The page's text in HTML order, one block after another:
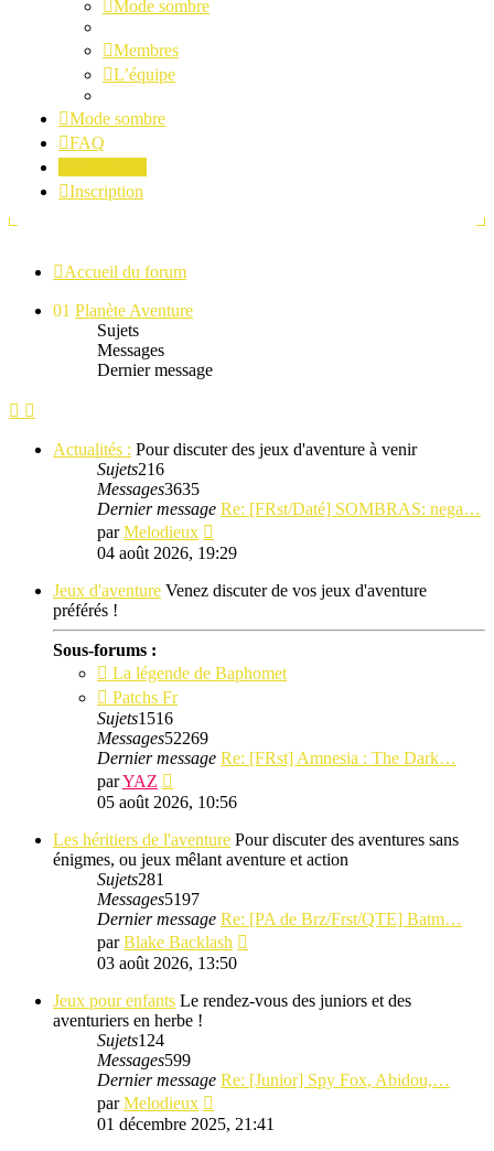
Mode sombre
Membres
L’équipe
Mode sombre
FAQ
Inscription
Accueil du forum
01 Planète Aventure
Sujets
Messages
Dernier message
Actualités : Pour discuter des jeux d'aventure à venir
Sujets216
Messages3635
Dernier message Re: [FRst/Daté] SOMBRAS: nega…
parMelodieux
le
message
04 août 2026, 19:29
Jeux d'aventure Venez discuter de vos jeux d'aventure
préférés !
Sous-forums :
La légende de Baphomet
Patchs Fr
Sujets1516
Messages52269
Dernier message Re: [FRst] Amnesia : The Dark…
parYAZ
le
dernier
message
05 août 2026, 10:56
Les héritiers de l'aventure Pour discuter des aventures sans
énigmes, ou jeux mêlant aventure et action
Sujets281
Messages5197
Dernier message Re: [PA de Brz/Frst/QTE] Batm…
parBlake Backlash
message
03 août 2026, 13:50
Jeux pour enfants Le rendez-vous des juniors et des
aventuriers en herbe !
Sujets124
Messages599
Dernier message Re: [Junior] Spy Fox, Abidou,…
parMelodieux
le
dernier
01 décembre 2025, 21:41